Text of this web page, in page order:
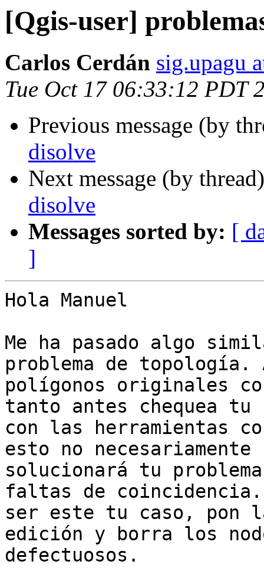
[Qgis-user]
Carlos Cerdán sig.upagu
Tue Oct 17 06:33:12 PDT
Previous message (by
disolve
Next message (by
disolve
Messages sorted by: [
]
Hola Manuel
Me ha pasado algo
problema de topología.
polígonos originales
tanto antes chequea tu
con las herramientas
esto no necesariamente
solucionará tu
faltas de coincidencia.
ser este tu caso, pon
edición y borra los
defectuosos.